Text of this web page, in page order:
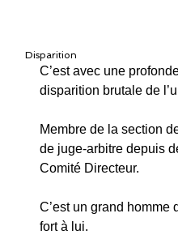
Disparition
C’est avec une
disparition brutale de
Membre de la section
de juge-arbitre depuis
Comité Directeur.
C’est un grand
fort à lui.